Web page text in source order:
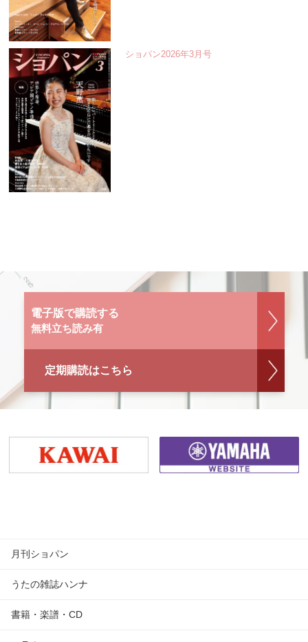
ショパン2026年3月号
電子版で購読する
無料立ち読み有
定期購読はこちら
月刊ショパン
うたの雑誌ハンナ
書籍・楽譜・CD